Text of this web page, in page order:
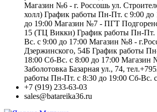
Магазин №6 - г. Россошь ул.
холл) График работы Пн-Пт. с 9:00 до
до 19:00 Магазин №7 - ПГТ
15 (ТЦ Викки) График работы Пн-Пт.
Вс. с 9:00 до 17:00 Магазин №8 -
Дзержинского, 54Б График работы
18:00 Сб-Вс. с 8:00 до 17:00 Магазин
Заболотовка Базарная ул., 74,
работы Пн-Пт. с 8:30 до 19:00 Сб-Вс.
+7 (919) 233-63-03
sales@batareika36.ru